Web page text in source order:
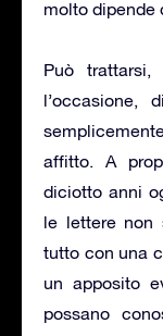
molto dipende
Può
l’occasione,
affitto. A
diciotto anni
le lettere non
tutto con una
un apposito
possano